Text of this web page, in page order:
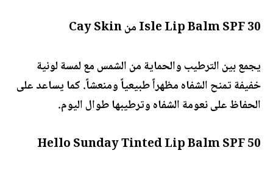
Isle Lip Balm SPF 30 من Cay Skin
يجمع بين الترطيب والحماية من الشمس مع لمسة لونية
خفيفة تمنح الشفاه مظهراً طبيعياً ومنعشاً. كما يساعد على
الحفاظ على نعومة الشفاه وترطيبها طوال اليوم.
Hello Sunday Tinted Lip Balm SPF 50